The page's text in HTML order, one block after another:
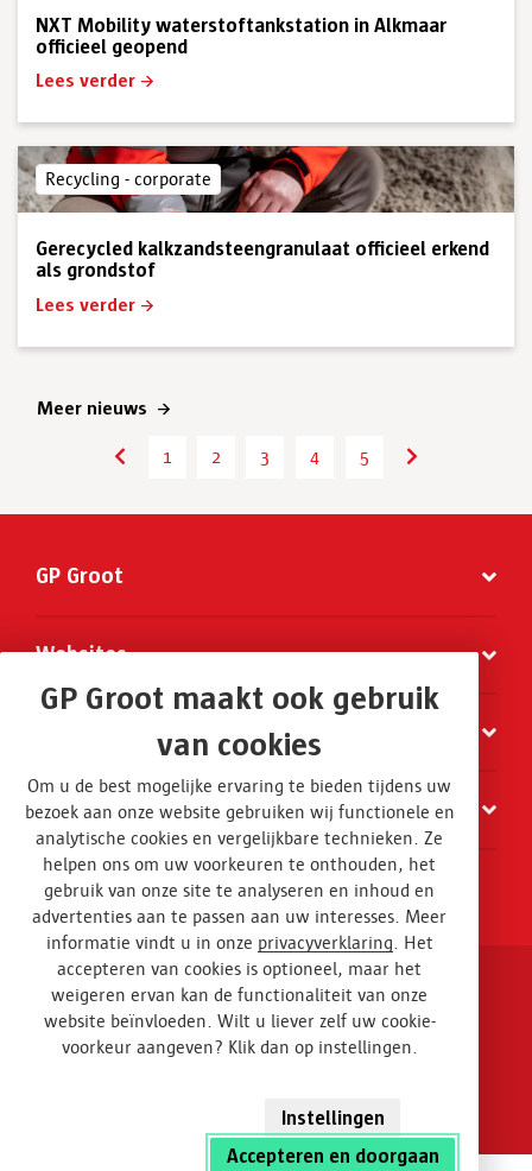
NXT Mobility waterstoftankstation in Alkmaar
officieel geopend
Lees verder
Recycling - corporate
Gerecycled kalkzandsteengranulaat officieel erkend
als grondstof
Lees verder
Meer nieuws
1 2 3 4 5 6
GP Groot
Websites
Contact
Disclaimer en privacy
Algemene voorwaarden
Design
GP Groot maakt ook gebruik
van cookies
Om u de best mogelijke ervaring te bieden tijdens uw
bezoek aan onze website gebruiken wij functionele en
analytische cookies en vergelijkbare technieken. Ze
helpen ons om uw voorkeuren te onthouden, het
gebruik van onze site te analyseren en inhoud en
advertenties aan te passen aan uw interesses. Meer
informatie vindt u in onze privacyverklaring . Het
accepteren van cookies is optioneel, maar het
weigeren ervan kan de functionaliteit van onze
website beïnvloeden. Wilt u liever zelf uw cookie-
voorkeur aangeven? Klik dan op instellingen.
Instellingen
Accepteren en doorgaan